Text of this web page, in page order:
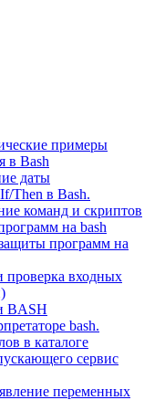
примеры
в Bash
даты
Then в Bash.
команд и скриптов
на bash
программ на
проверка входных
BASH
bash.
в каталоге
сервис
переменных